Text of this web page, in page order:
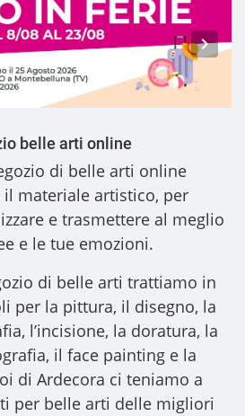
belle arti online
di belle arti online
materiale artistico, per
e trasmettere al meglio
e le tue emozioni.
di belle arti trattiamo in
per la pittura, il disegno, la
l’incisione, la doratura, la
il face painting e la
di Ardecora ci teniamo a
per belle arti delle migliori